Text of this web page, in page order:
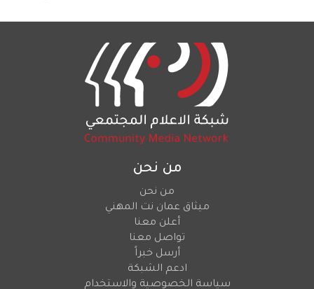
من نحن
من نحن
ميثاق عمان نت المهني
أعلن معنا
تواصل معنا
أرسل خبراً
ادعم الشبكة
سياسة الخصوصية والاستخدام